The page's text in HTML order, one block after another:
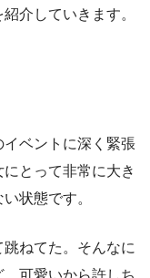
介していきます。
ベントに深く緊張
とって非常に大き
状態です。
跳ねてた。そんなに
可愛いから許しち